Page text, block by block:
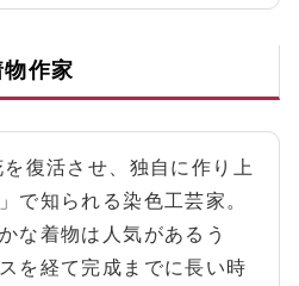
作家
を復活させ、独自に作り上
で知られる染色工芸家。
な着物は人気があるう
を経て完成までに長い時